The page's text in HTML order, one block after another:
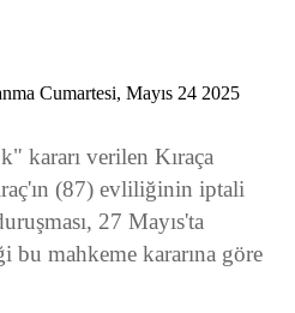
Cumartesi, Mayıs 24 2025
kararı verilen Kıraça
(87) evliliğinin iptali
27 Mayıs'ta
bu mahkeme kararına göre